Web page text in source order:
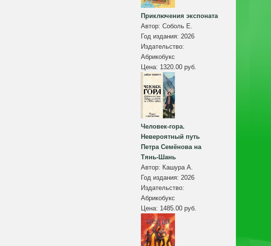
Приключения экспоната
Автор: Соболь Е.
Год издания: 2026
Издательство:
Абрикобукс
Цена: 1320.00 руб.
Человек-гора.
Невероятный путь
Петра Семёнова на
Тянь-Шань
Автор: Кашура А.
Год издания: 2026
Издательство:
Абрикобукс
Цена: 1485.00 руб.